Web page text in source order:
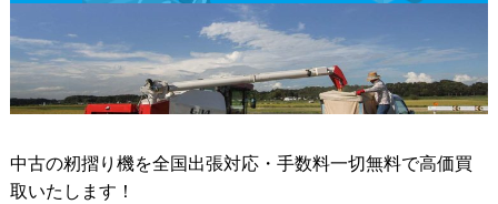
中古の籾摺り機を全国出張対応・手数料一切無料で高価買
取いたします！